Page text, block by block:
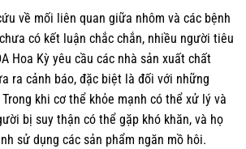
về mối liên quan giữa nhôm và các bệnh
có kết luận chắc chắn, nhiều người tiêu
Hoa Kỳ yêu cầu các nhà sản xuất chất
ra cảnh báo, đặc biệt là đối với những
khi cơ thể khỏe mạnh có thể xử lý và
bị suy thận có thể gặp khó khăn, và họ
sử dụng các sản phẩm ngăn mồ hôi.